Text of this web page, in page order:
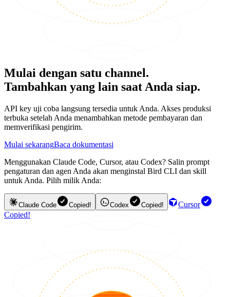
Mulai dengan satu channel.
Tambahkan yang lain saat Anda siap.
API key uji coba langsung tersedia untuk Anda. Akses produksi
terbuka setelah Anda menambahkan metode pembayaran dan
memverifikasi pengirim.
Mulai sekarangBaca dokumentasi
Menggunakan Claude Code, Cursor, atau Codex? Salin prompt
pengaturan dan agen Anda akan menginstal Bird CLI dan skill
untuk Anda. Pilih milik Anda:
Claude Code Copied! Codex Copied!
Cursor
Copied!